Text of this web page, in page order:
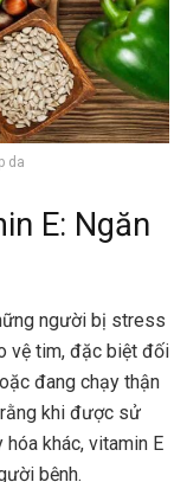
da
E: Ngăn
người bị stress
vệ tim, đặc biệt đối
đang chạy thận
khi được sử
khác, vitamin E
bệnh.